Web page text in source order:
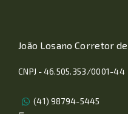
João Losano Corretor
CNPJ - 46.505.353/0001-44
(41) 98794-5445